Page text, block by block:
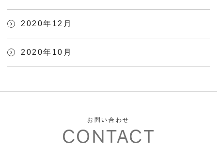
2020年12月
2020年10月
お問い合わせ
CONTACT